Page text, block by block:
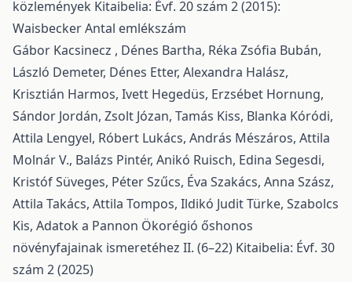
közlemények Kitaibelia: Évf. 20 szám 2 (2015):
Waisbecker Antal emlékszám
Gábor Kacsinecz , Dénes Bartha, Réka Zsófia Bubán,
László Demeter, Dénes Etter, Alexandra Halász,
Krisztián Harmos, Ivett Hegedüs, Erzsébet Hornung,
Sándor Jordán, Zsolt Józan, Tamás Kiss, Blanka Kóródi,
Attila Lengyel, Róbert Lukács, András Mészáros, Attila
Molnár V., Balázs Pintér, Anikó Ruisch, Edina Segesdi,
Kristóf Süveges, Péter Szűcs, Éva Szakács, Anna Szász,
Attila Takács, Attila Tompos, Ildikó Judit Türke, Szabolcs
Kis, Adatok a Pannon Ökorégió őshonos
növényfajainak ismeretéhez II. (6–22) Kitaibelia: Évf. 30
szám 2 (2025)